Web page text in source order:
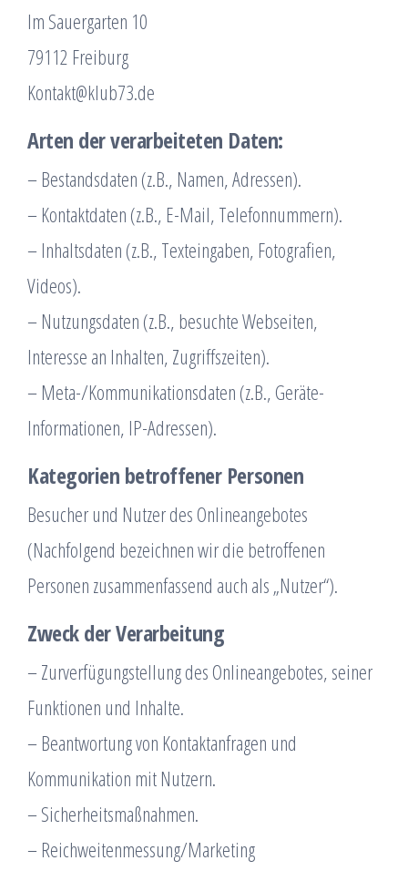
Im Sauergarten 10
79112 Freiburg
Kontakt@klub73.de
Arten der verarbeiteten Daten:
– Bestandsdaten (z.B., Namen, Adressen).
– Kontaktdaten (z.B., E-Mail, Telefonnummern).
– Inhaltsdaten (z.B., Texteingaben, Fotografien,
Videos).
– Nutzungsdaten (z.B., besuchte Webseiten,
Interesse an Inhalten, Zugriffszeiten).
– Meta-/Kommunikationsdaten (z.B., Geräte-
Informationen, IP-Adressen).
Kategorien betroffener Personen
Besucher und Nutzer des Onlineangebotes
(Nachfolgend bezeichnen wir die betroffenen
Personen zusammenfassend auch als „Nutzer“).
Zweck der Verarbeitung
– Zurverfügungstellung des Onlineangebotes, seiner
Funktionen und Inhalte.
– Beantwortung von Kontaktanfragen und
Kommunikation mit Nutzern.
– Sicherheitsmaßnahmen.
– Reichweitenmessung/Marketing